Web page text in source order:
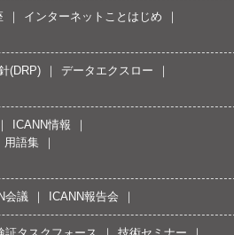
インターネットことはじめ
(DRP) データエクスロー
ICANN情報
用語集
会議 ICANN報告会